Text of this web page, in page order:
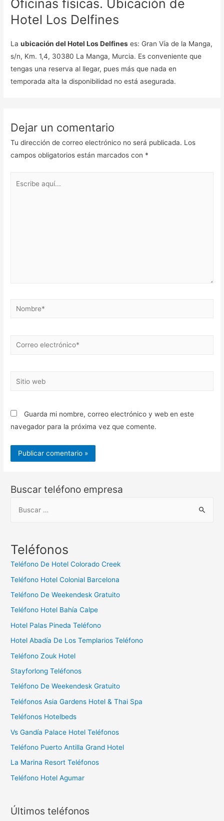
Oficinas físicas. Ubicación de
Hotel Los Delfines
Laubicación del Hotel Los Delfines es: Gran Vía de la Manga,
s/n, Km. 1,4, 30380 La Manga, Murcia. Es conveniente que
tengas una reserva al llegar, pues más que nada en
temporada alta la disponibilidad no está asegurada.
Dejar un comentario
Tu dirección de correo electrónico no será publicada. Los
campos obligatorios están marcados con *
Nombre*
Correo
Sitio
Guarda mi nombre, correo electrónico y web en este
navegador para la próxima vez que comente.
Buscar teléfono empresa
c
:
Teléfonos
Teléfono De Hotel Colorado Creek
Teléfono Hotel Colonial Barcelona
Teléfono De Weekendesk Gratuito
Teléfono Hotel Bahía Calpe
Hotel Palas Pineda Teléfono
Hotel Abadía De Los Templarios Teléfono
Teléfono Zouk Hotel
Stayforlong Teléfonos
Teléfono De Weekendesk Gratuito
Teléfonos Asia Gardens Hotel & Thai Spa
Teléfonos Hotelbeds
Vs Gandía Palace Hotel Teléfonos
Teléfono Puerto Antilla Grand Hotel
La Marina Resort Teléfonos
Teléfono Hotel Agumar
Últimos teléfonos